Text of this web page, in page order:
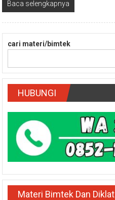
Baca selengkapnya
cari materi/bimtek
HUBUNGI
Materi Bimtek Dan Diklat